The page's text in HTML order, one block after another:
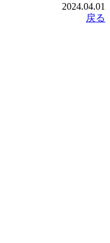
2024.04.01
戻る